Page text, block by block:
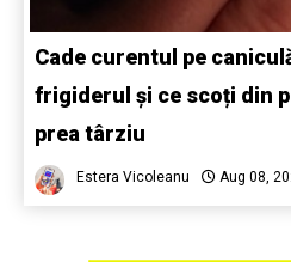
Cade curentul pe
frigiderul și ce scoți din
prea târziu
Estera Vicoleanu Aug 08,